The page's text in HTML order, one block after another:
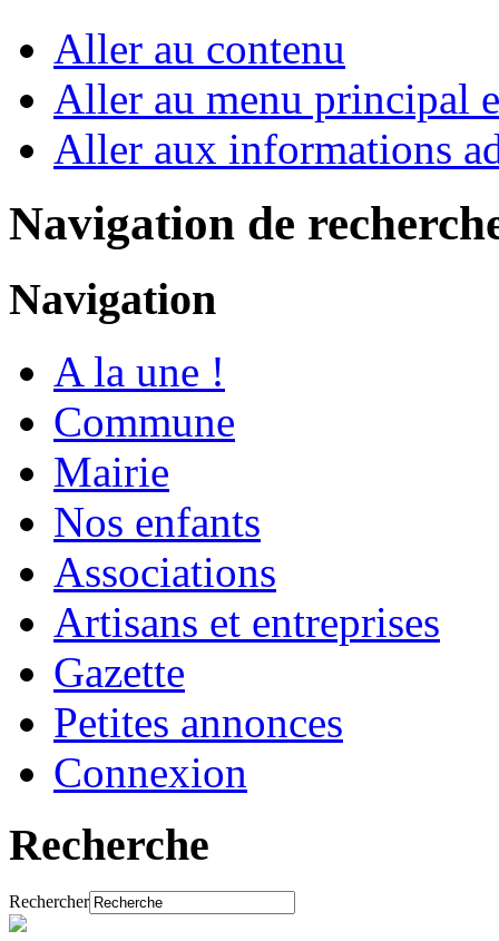
Aller au contenu
Aller au menu principal
Aller aux informations
Navigation de
Navigation
A la une !
Commune
Mairie
Nos enfants
Associations
Artisans et entreprises
Gazette
Petites annonces
Connexion
Recherche
Rechercher